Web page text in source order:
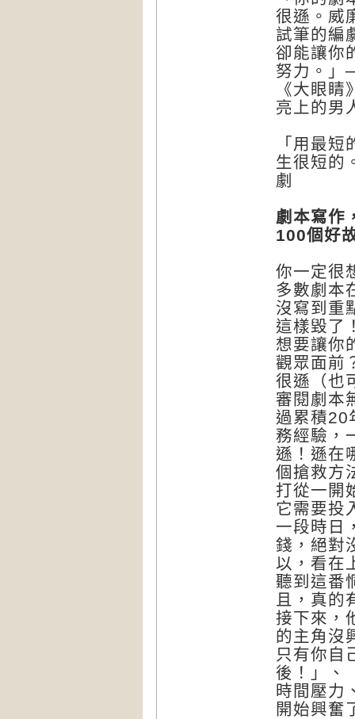
很遜。威
試筆的編
卻能讓你
努力。」
《大眼
亮上的男
「用最
生很短的
劇
劇本寫作
100個好
你一定很
多數劇本
沒寫到重
這樣毀了
想要讓你
觀眾面前
很遜（也
審閱劇本
過累積20
務經驗，
遜！遜在
個搶救方
打從一開
它需要投
一段時日
錢，絕對
以，看在
聽到這番
且，真的
接下來，
的主角沒
只有你自
後！」、
時間壓力
開始興奮